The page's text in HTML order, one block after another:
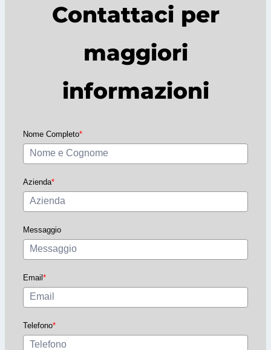
Contattaci per
maggiori
informazioni
Nome Completo*
Azienda*
Messaggio
Email *
Telefono*